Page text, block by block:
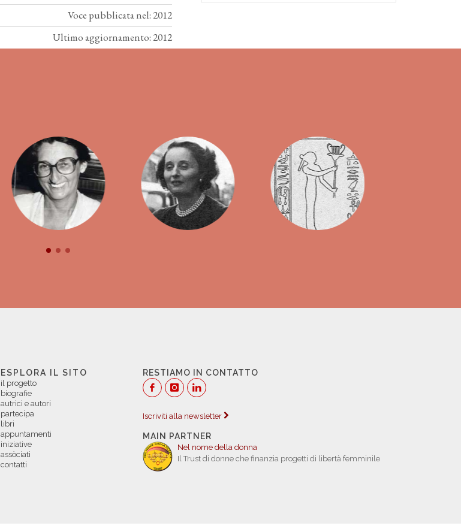
Voce pubblicata nel: 2012
Ultimo aggiornamento: 2012
ESPLORA IL SITO
il progetto
biografie
autrici e autori
partecipa
libri
appuntamenti
iniziative
assòciati
contatti
RESTIAMO IN CONTATTO
Iscriviti alla newsletter
MAIN PARTNER
Nel nome della donna
Il Trust di donne che finanzia progetti di libertà femminile